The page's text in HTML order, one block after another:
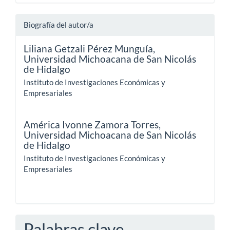
Biografía del autor/a
Liliana Getzali Pérez Munguía,
Universidad Michoacana de San Nicolás
de Hidalgo
Instituto de Investigaciones Económicas y
Empresariales
América Ivonne Zamora Torres,
Universidad Michoacana de San Nicolás
de Hidalgo
Instituto de Investigaciones Económicas y
Empresariales